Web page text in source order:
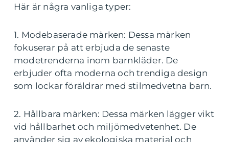
Här är några vanliga typer:
1. Modebaserade märken: Dessa märken
fokuserar på att erbjuda de senaste
modetrenderna inom barnkläder. De
erbjuder ofta moderna och trendiga design
som lockar föräldrar med stilmedvetna barn.
2. Hållbara märken: Dessa märken lägger vikt
vid hållbarhet och miljömedvetenhet. De
använder sig av ekologiska material och